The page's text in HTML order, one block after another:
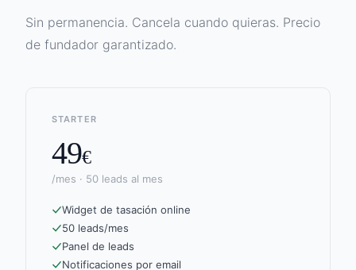
Sin permanencia. Cancela cuando quieras. Precio
de fundador garantizado.
STARTER
49€
/mes · 50 leads al mes
Widget de tasación online
50 leads/mes
Panel de leads
Notificaciones por email